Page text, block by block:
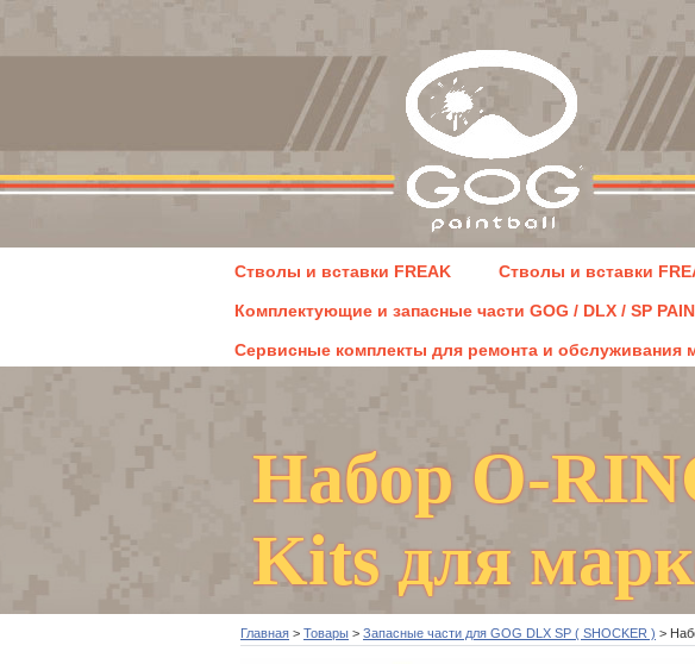
Стволы и вставки FREAK Стволы и вставки
Комплектующие и запасные части GOG / DLX / SP
Сервисные комплекты для ремонта и обслуживания
Набор O-
Kits для
Главная > Товары > Запасные части для GOG DLX SP ( SHOCKER ) >